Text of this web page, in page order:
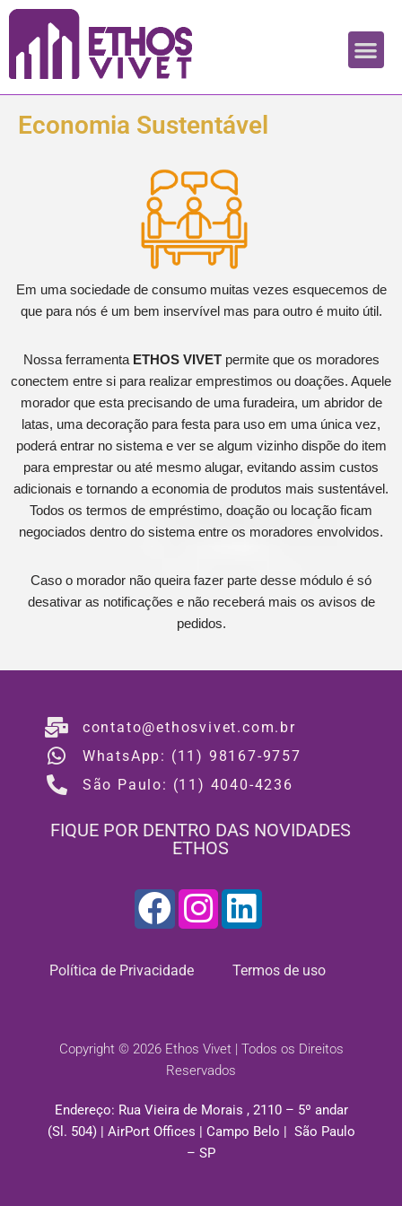
Pular
o
conteúdo
Economia Sustentável
Em uma sociedade de consumo muitas vezes esquecemos de
que para nós é um bem inservível mas para outro é muito útil.
Nossa ferramenta ETHOS VIVETpermite que os moradores
conectem entre si para realizar emprestimos ou doações. Aquele
morador que esta precisando de uma furadeira, um abridor de
latas, uma decoração para festa para uso em uma única vez,
poderá entrar no sistema e ver se algum vizinho dispõe do item
para emprestar ou até mesmo alugar, evitando assim custos
adicionais e tornando a economia de produtos mais sustentável.
Todos os termos de empréstimo, doação ou locação ficam
negociados dentro do sistema entre os moradores envolvidos.
Caso o morador não queira fazer parte desse módulo é só
desativar as notificações e não receberá mais os avisos de
pedidos.
contato@ethosvivet.com.br
WhatsApp: (11) 98167-9757
São Paulo: (11) 4040-4236
FIQUE POR DENTRO DAS NOVIDADES
ETHOS
Política de Privacidade Termos de uso
Copyright © 2026 Ethos Vivet | Todos os Direitos
Reservados
Endereço: Rua Vieira de Morais , 2110 – 5º andar
(Sl. 504) | AirPort Offices | Campo Belo | São Paulo
– SP